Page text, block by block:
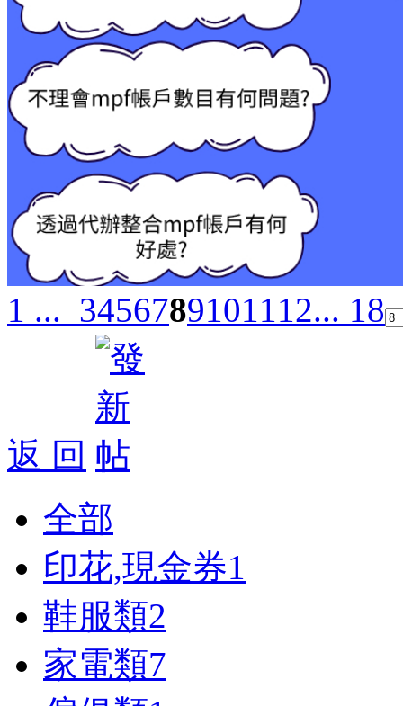
1 ... 3456789101112... 18
返 回
全部
印花,現金券1
鞋服類2
家電類7